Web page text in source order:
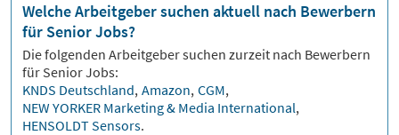
Welche Arbeitgeber suchen aktuell nach Bewerbern
für Senior Jobs?
Die folgenden Arbeitgeber suchen zurzeit nach Bewerbern
für SeniorJobs:
KNDS Deutschland, Amazon, CGM,
NEW YORKER Marketing & Media International,
HENSOLDT Sensors.